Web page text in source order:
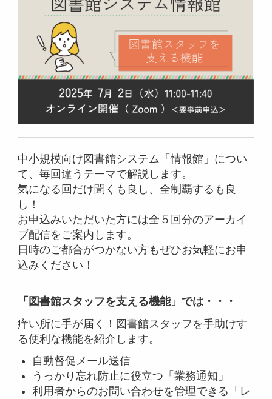
中小規模向け図書館システム「情報館」につい
て、毎回違うテーマで解説します。
気になる回だけ聞くも良し、全制覇するも良
し！
お申込みいただいた方には全５回分のアーカイ
ブ配信をご案内します。
日時のご都合がつかない方もぜひお気軽にお申
込みください！
「図書館スタッフを支える機能」 では・・・
痒い所に手が届く！図書館スタッフを手助けす
る便利な機能を紹介します。
自動督促メール送信
うっかり忘れ防止に役立つ「業務通知」
利用者からのお問い合わせを管理できる「レ